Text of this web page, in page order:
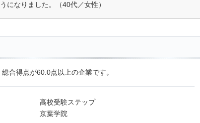
になりました。（40代／女性）
合得点が60.0点以上の企業です。
高校受験ステップ
京葉学院